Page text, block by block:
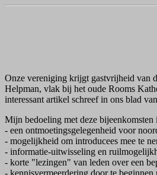
Onze vereniging krijgt gastvrijheid van
Helpman, vlak bij het oude Rooms
interessant artikel schreef in ons blad
Mijn bedoeling met deze bijeenkomsten
- een ontmoetingsgelegenheid voor
- mogelijkheid om introducees mee te
- informatie-uitwisseling en
- korte "lezingen" van leden over een
- kennisvermeerdering door te